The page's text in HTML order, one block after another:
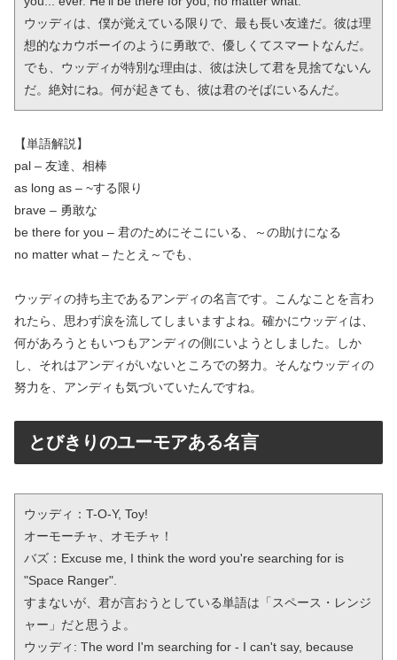
ウッディは、僕が覚えている限りで、最も長い友達だ。彼は理
想的なカウボーイのように勇敢で、優しくてスマートなんだ。
でも、ウッディが特別な理由は、彼は決して君を見捨てないん
だ。絶対にね。何が起きても、彼は君のそばにいるんだ。
【単語解説】
pal – 友達、相棒
as long as – ~する限り
brave – 勇敢な
be there for you – 君のためにそこにいる、～の助けになる
no matter what – たとえ～でも、
ウッディの持ち主であるアンディの名言です。こんなことを言わ
れたら、思わず涙を流してしまいますよね。確かにウッディは、
何があろうともいつもアンディの側にいようとしました。しか
し、それはアンディがいないところでの努力。そんなウッディの
努力を、アンディも気づいていたんですね。
とびきりのユーモアある名言
ウッディ：T-O-Y, Toy!
オーモーチャ、オモチャ！
バズ：Excuse me, I think the word you're searching for is
"Space Ranger".
すまないが、君が言おうとしている単語は「スペース・レンジ
ャー」だと思うよ。
ウッディ: The word I'm searching for - I can't say, because